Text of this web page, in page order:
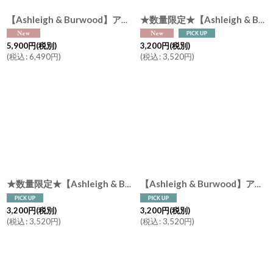
【Ashleigh & Burwood】アシュレイ＆バーウッド セビリア Seville フレグランスランプS 消臭剤 フレグランスランプ イギリス
5,900円(税別)
(税込:6,490円)
★数量限定★【Ashleigh & Burwood】アシュレイ＆バーウッド フレグランスオイル 500ml ウィンターローズ＆ジャスミン WinterRose&Jasmine イギリス製
3,200円(税別)
(税込: 3,520円)
★数量限定★【Ashleigh & Burwood】アシュレイ＆バーウッド フレグランスオイル 500ml ミッドサマーナイツドリーム Mid Summer Night's Dream イギリス製
3,200円(税別)
(税込: 3,520円)
【Ashleigh & Burwood】アシュレイ＆バーウッド フレグランスオイル 500ml スイートオレンジ Sweet Orange イギリス製
3,200円(税別)
(税込: 3,520円)